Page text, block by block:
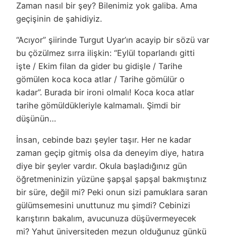
Zaman nasıl bir şey? Bilenimiz yok galiba. Ama
geçişinin de şahidiyiz.
“Acıyor” şiirinde Turgut Uyar’ın acayip bir sözü var
bu çözülmez sırra ilişkin: “Eylül toparlandı gitti
işte / Ekim filan da gider bu gidişle / Tarihe
gömülen koca koca atlar / Tarihe gömülür o
kadar”. Burada bir ironi olmalı! Koca koca atlar
tarihe gömüldükleriyle kalmamalı. Şimdi bir
düşünün…
İnsan, cebinde bazı şeyler taşır. Her ne kadar
zaman geçip gitmiş olsa da deneyim diye, hatıra
diye bir şeyler vardır. Okula başladığınız gün
öğretmeninizin yüzüne şapşal şapşal bakmıştınız
bir süre, değil mi? Peki onun sizi pamuklara saran
gülümsemesini unuttunuz mu şimdi? Cebinizi
karıştırın bakalım, avucunuza düşüvermeyecek
mi? Yahut üniversiteden mezun olduğunuz günkü